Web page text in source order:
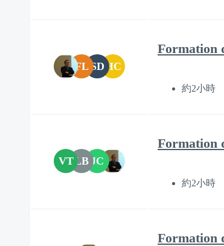
FL SD HC
Formation
約2小時
VT LB JC
Formation
約2小時
Formation